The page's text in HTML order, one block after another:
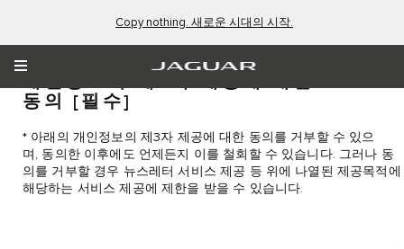
Copy nothing. 새로운 시대의 시작.
동의
[필수]
* 아래의 개인정보의 제3자 제공에 대한 동의를 거부할 수 있으
며, 동의한 이후에도 언제든지 이를 철회할 수 있습니다. 그러나 동
의를 거부할 경우 뉴스레터 서비스 제공 등 위에 나열된 제공목적에
해당하는 서비스 제공에 제한을 받을 수 있습니다.